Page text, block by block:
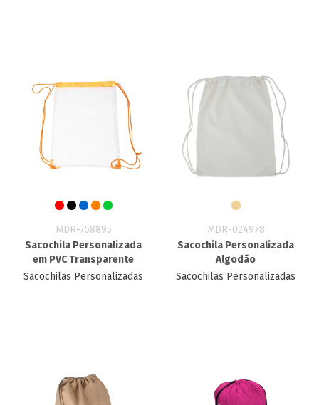
MDR-758895
Sacochila Personalizada
em PVC Transparente
Sacochilas Personalizadas
MDR-024978
Sacochila Personalizada
Algodão
Sacochilas Personalizadas